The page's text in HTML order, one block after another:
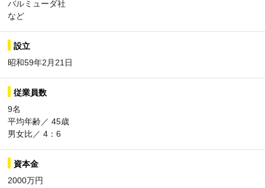
バルミューダ社
など
設立
昭和59年2月21日
従業員数
9名
平均年齢／ 45歳
男女比／ 4：6
資本金
2000万円